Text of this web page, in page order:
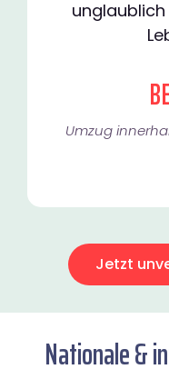
Umzug
Jetzt
Nationale &